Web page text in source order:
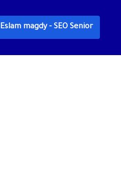
Eslam magdy - SEO Senior